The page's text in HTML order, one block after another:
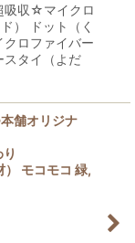
吸収☆マイクロ
） ドット（く
ロファイバー
スタイ（よだ
舗オリジナ
） モコモコ 緑,